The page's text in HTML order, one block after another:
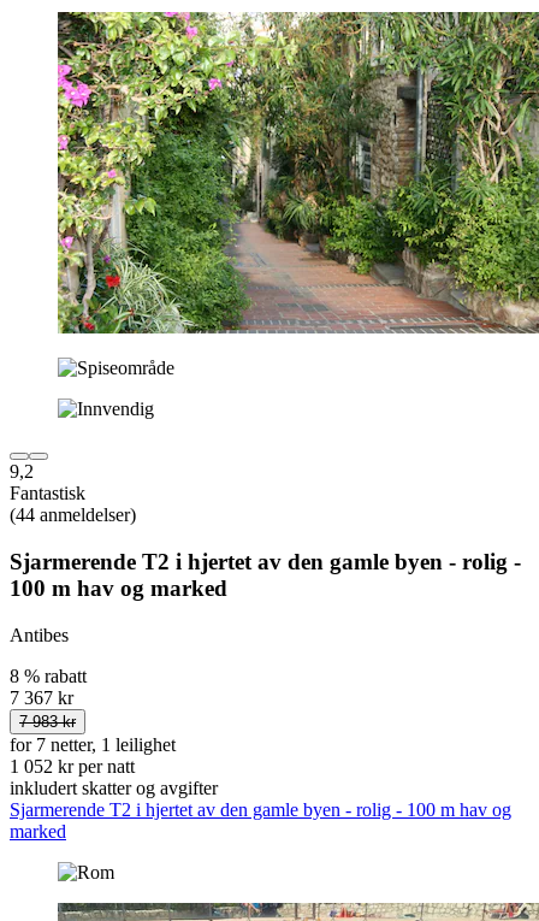
9,2
Fantastisk
(44 anmeldelser)
Sjarmerende T2 i hjertet av den gamle byen - rolig -
100 m hav og marked
Antibes
8 % rabatt
7 367 kr
7 983 kr
for 7 netter, 1 leilighet
1 052 kr per natt
inkludert skatter og avgifter
Sjarmerende T2 i hjertet av den gamle byen - rolig - 100 m hav og
marked